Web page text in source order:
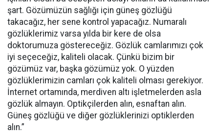
şart. Gözümüzün sağlığı için güneş gözlüğü
takacağız, her sene kontrol yapacağız. Numaralı
gözlüklerimiz varsa yılda bir kere de olsa
doktorumuza göstereceğiz. Gözlük camlarımızı çok
iyi seçeceğiz, kaliteli olacak. Çünkü bizim bir
gözümüz var, başka gözümüz yok. O yüzden
gözlüklerimizin camları çok kaliteli olması gerekiyor.
İnternet ortamında, merdiven altı işletmelerden asla
gözlük almayın. Optikçilerden alın, esnaftan alın.
Güneş gözlüğü ve diğer gözlüklerinizi optiklerden
alın.”